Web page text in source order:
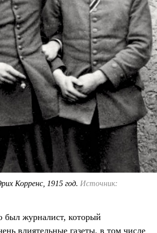
Корренс, 1915 год. Источник:
был журналист, который
влиятельные газеты, в том числе